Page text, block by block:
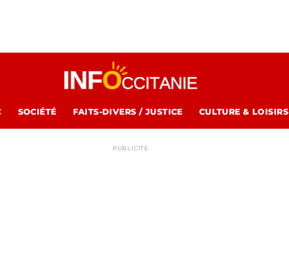
SOCIÉTÉ FAITS-DIVERS / JUSTICE CULTURE & LOISIRS
PUBLICITÉ